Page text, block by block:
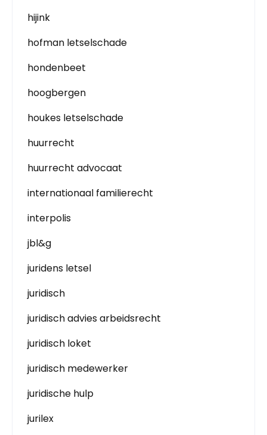
hijink
hofman letselschade
hondenbeet
hoogbergen
houkes letselschade
huurrecht
huurrecht advocaat
internationaal familierecht
interpolis
jbl&g
juridens letsel
juridisch
juridisch advies arbeidsrecht
juridisch loket
juridisch medewerker
juridische hulp
jurilex